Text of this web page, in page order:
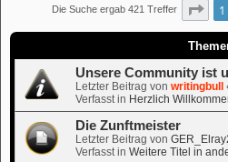
Die Suche ergab 421 Treffer Seite
1
Unsere Community ist
Letzter Beitrag von writingbull
Verfasst in Herzlich
Die Zunftmeister
Letzter Beitrag von
Verfasst in Weitere Titel in